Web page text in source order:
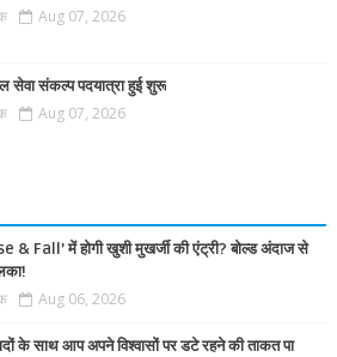
Aug 07, 2026
सेवा संकल्प पदयात्रा हुई शुरू
Aug 07, 2026
& Fall’ में होगी खुशी मुखर्जी की एंट्री? बोल्ड अंदाज से
Aug 06, 2026
के साथ आप अपने विश्वासों पर डटे रहने की ताकत पा